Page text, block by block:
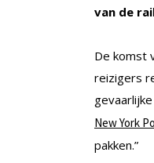
van de
De komst
reizigers
New York
pakken.”